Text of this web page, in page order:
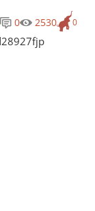
0
0 2530